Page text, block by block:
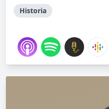
Historia